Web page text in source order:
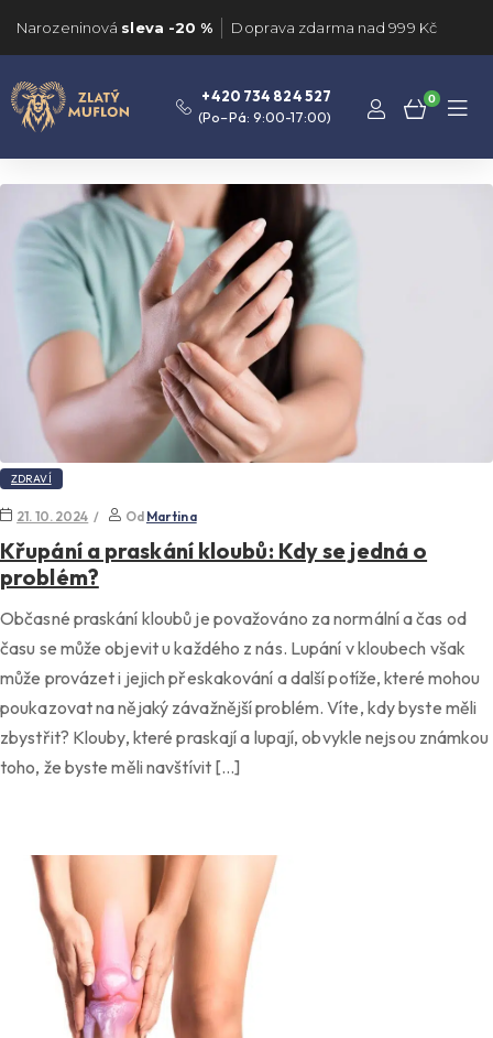
Narozeninová sleva -20 % Doprava zdarma nad 999 Kč
+420 734 824 527
(Po–Pá: 9:00-17:00)
0
ZDRAVÍ
21. 10. 2024 Od Martina
Křupání a praskání kloubů: Kdy se jedná o
problém?
Občasné praskání kloubů je považováno za normální a čas od
času se může objevit u každého z nás. Lupání v kloubech však
může provázet i jejich přeskakování a další potíže, které mohou
poukazovat na nějaký závažnější problém. Víte, kdy byste měli
zbystřit? Klouby, které praskají a lupají, obvykle nejsou známkou
toho, že byste měli navštívit […]